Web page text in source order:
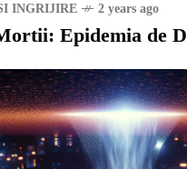
INGRIJIRE 2 years ago
Epidemia de